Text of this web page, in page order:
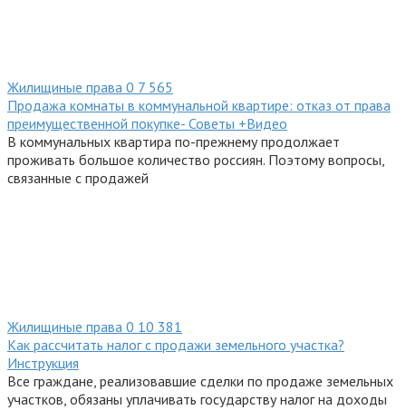
Жилищиные права 0 7 565
Продажа комнаты в коммунальной квартире: отказ от права
преимущественной покупке- Советы +Видео
В коммунальных квартира по-прежнему продолжает
проживать большое количество россиян. Поэтому вопросы,
связанные с продажей
Жилищиные права 0 10 381
Как рассчитать налог с продажи земельного участка?
Инструкция
Все граждане, реализовавшие сделки по продаже земельных
участков, обязаны уплачивать государству налог на доходы